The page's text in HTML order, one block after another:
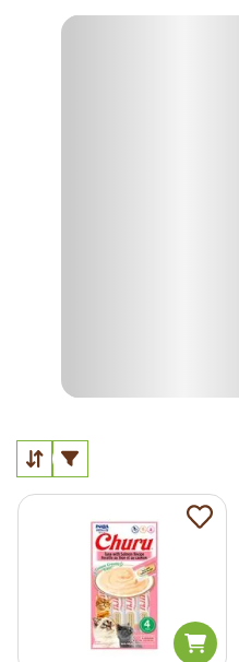
a tornar a
dieta do felino
Os petiscos
não servem
oferecidos com
papel importante na
contribuindo para estímulos
principais